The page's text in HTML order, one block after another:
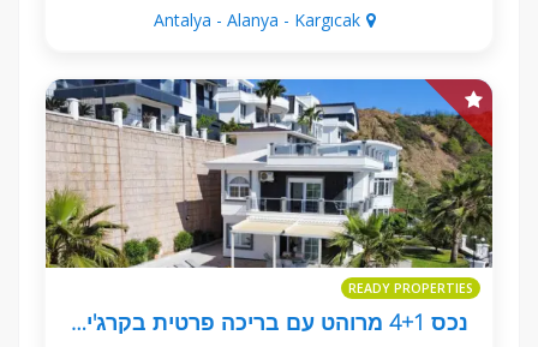
Antalya - Alanya - Kargıcak
READY PROPERTIES
נכס 4+1 מרוהט עם בריכה פרטית בקרג'יקק, אלניה